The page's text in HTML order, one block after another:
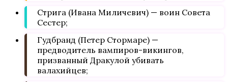
Стрига (Ивана Миличевич) — воин Совета
Сестер;
Гудбранд (Петер Стормаре) —
предводитель вампиров-викингов,
призванный Дракулой убивать
валахийцев;